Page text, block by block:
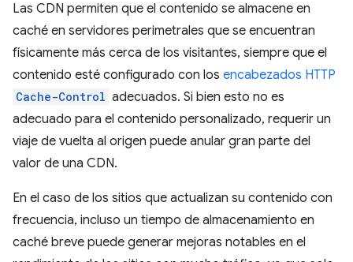
Las CDN permiten que el contenido se almacene en
caché en servidores perimetrales que se encuentran
físicamente más cerca de los visitantes, siempre que el
contenido esté configurado con los encabezados HTTP
Cache-Control adecuados. Si bien esto no es
adecuado para el contenido personalizado, requerir un
viaje de vuelta al origen puede anular gran parte del
valor de una CDN.
En el caso de los sitios que actualizan su contenido con
frecuencia, incluso un tiempo de almacenamiento en
caché breve puede generar mejoras notables en el